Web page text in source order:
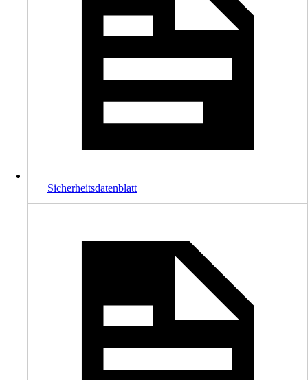
Sicherheitsdatenblatt